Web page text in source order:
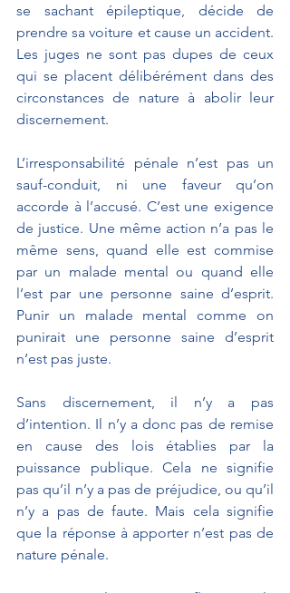
se sachant épileptique, décide de
prendre sa voiture et cause un accident.
Les juges ne sont pas dupes de ceux
qui se placent délibérément dans des
circonstances de nature à abolir leur
discernement.
L’irresponsabilité pénale n’est pas un
sauf-conduit, ni une faveur qu’on
accorde à l’accusé. C’est une exigence
de justice. Une même action n’a pas le
même sens, quand elle est commise
par un malade mental ou quand elle
l’est par une personne saine d’esprit.
Punir un malade mental comme on
punirait une personne saine d’esprit
n’est pas juste.
Sans discernement, il n’y a pas
d’intention. Il n’y a donc pas de remise
en cause des lois établies par la
puissance publique. Cela ne signifie
pas qu’il n’y a pas de préjudice, ou qu’il
n’y a pas de faute. Mais cela signifie
que la réponse à apporter n’est pas de
nature pénale.